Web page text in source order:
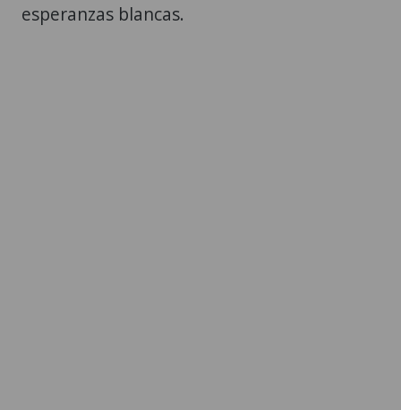
esperanzas blancas.